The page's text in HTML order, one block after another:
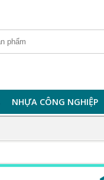
NHỰA CÔNG NGHIỆP